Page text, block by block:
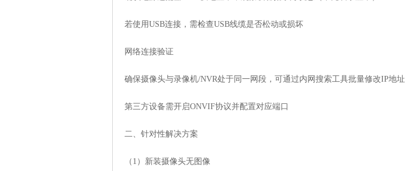
若使用USB连接，需检查USB线缆是否松动或损坏‌
‌网络连接验证‌
确保摄像头与录像机/NVR处于同一网段，可通过内网搜索工具批量修改IP地址‌
第三方设备需开启ONVIF协议并配置对应端口‌
‌二、针对性解决方案‌
‌（1）新装摄像头无图像‌